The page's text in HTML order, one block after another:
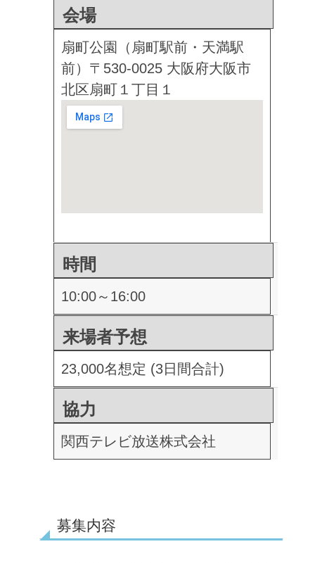
会場
扇町公園（扇町駅前・天満駅
前） 〒530-0025 大阪府大阪市
北区扇町１丁目１
時間
10:00～16:00
来場者予想
23,000名想定 (3日間合計)
協力
関西テレビ放送株式会社
募集内容